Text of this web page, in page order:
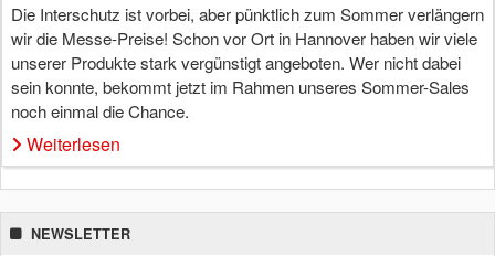
Die Interschutz ist vorbei, aber pünktlich zum Sommer verlängern
wir die Messe-Preise! Schon vor Ort in Hannover haben wir viele
unserer Produkte stark vergünstigt angeboten. Wer nicht dabei
sein konnte, bekommt jetzt im Rahmen unseres Sommer-Sales
noch einmal die Chance.
Weiterlesen
NEWSLETTER